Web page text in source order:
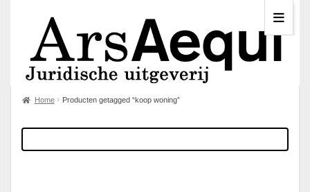
Home Producten getagged “koop woning”